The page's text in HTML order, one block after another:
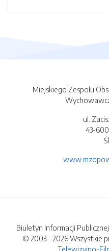
Miejskiego Zespołu
ul.
43-
Biuletyn Informacji Publicznej
© 2003 - 2026 Wszystkie
Telewizyjno-